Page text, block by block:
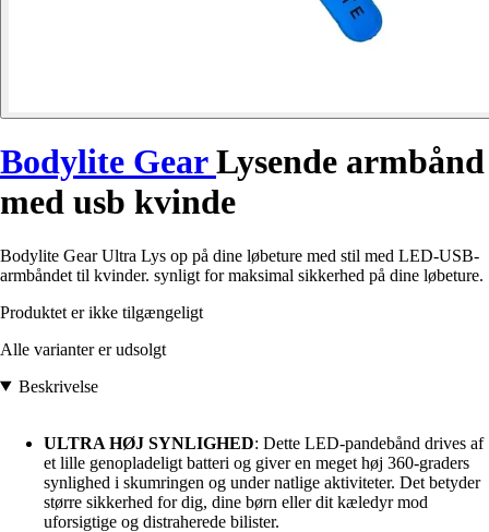
Bodylite GearLysende armbånd
med usb kvinde
Bodylite Gear Ultra Lys op på dine løbeture med stil med LED-USB-
armbåndet til kvinder. synligt for maksimal sikkerhed på dine løbeture.
Produktet er ikke tilgængeligt
Alle varianter er udsolgt
Beskrivelse
ULTRA HØJ SYNLIGHED: Dette LED-pandebånd drives af
et lille genopladeligt batteri og giver en meget høj 360-graders
synlighed i skumringen og under natlige aktiviteter. Det betyder
større sikkerhed for dig, dine børn eller dit kæledyr mod
uforsigtige og distraherede bilister.